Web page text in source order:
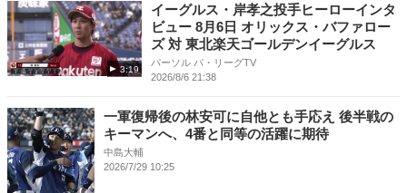
3:19
イーグルス・岸孝之投手ヒーローインタ
ビュー 8月6日 オリックス・バファロー
ズ 対 東北楽天ゴールデンイーグルス
パーソル パ・リーグTV
2026/8/6 21:38
一軍復帰後の林安可に自他とも手応え 後半戦の
キーマンへ、4番と同等の活躍に期待
中島大輔
2026/7/29 10:25